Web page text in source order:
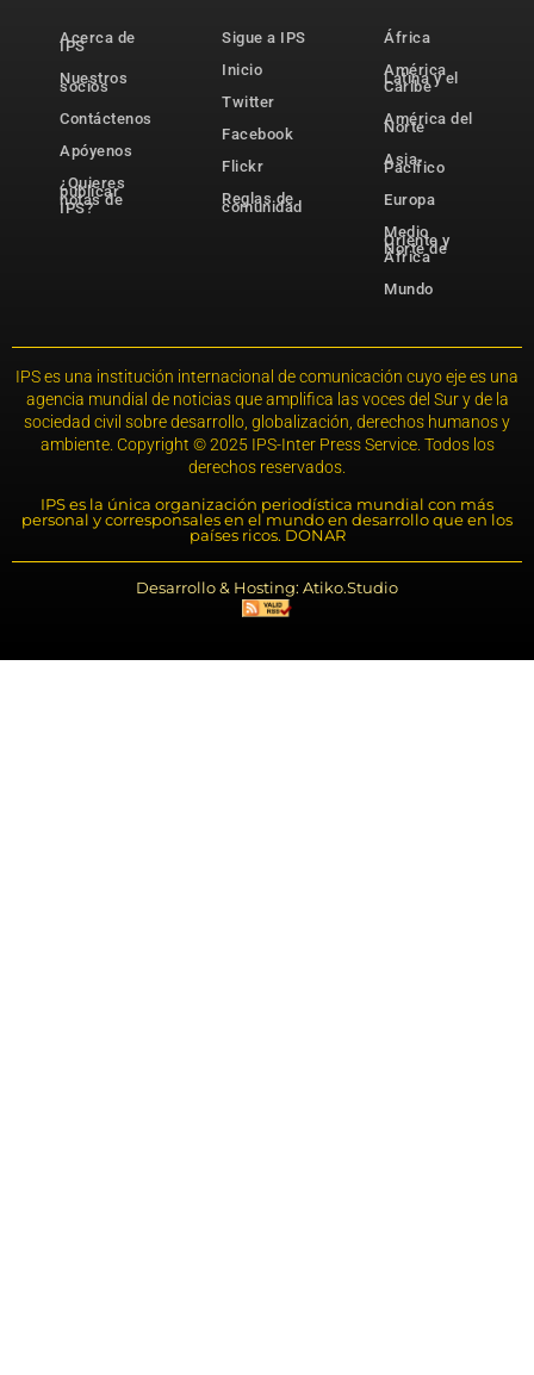
Acerca de
IPS
Nuestros
socios
Contáctenos
Apóyenos
¿Quieres
publicar
notas de
IPS?
Sigue a IPS
Inicio
Twitter
Facebook
Flickr
Reglas de
comunidad
África
América
Latina y el
Caribe
América del
Norte
Asia-
Pacífico
Europa
Medio
Oriente y
Norte de
África
Mundo
IPS es una institución internacional de comunicación cuyo eje es una
agencia mundial de noticias que amplifica las voces del Sur y de la
sociedad civil sobre desarrollo, globalización, derechos humanos y
ambiente. Copyright © 2025 IPS-Inter Press Service. Todos los
derechos reservados.
IPS es la única organización periodística mundial con más
personal y corresponsales en el mundo en desarrollo que en los
países ricos. DONAR
Desarrollo & Hosting: Atiko.Studio